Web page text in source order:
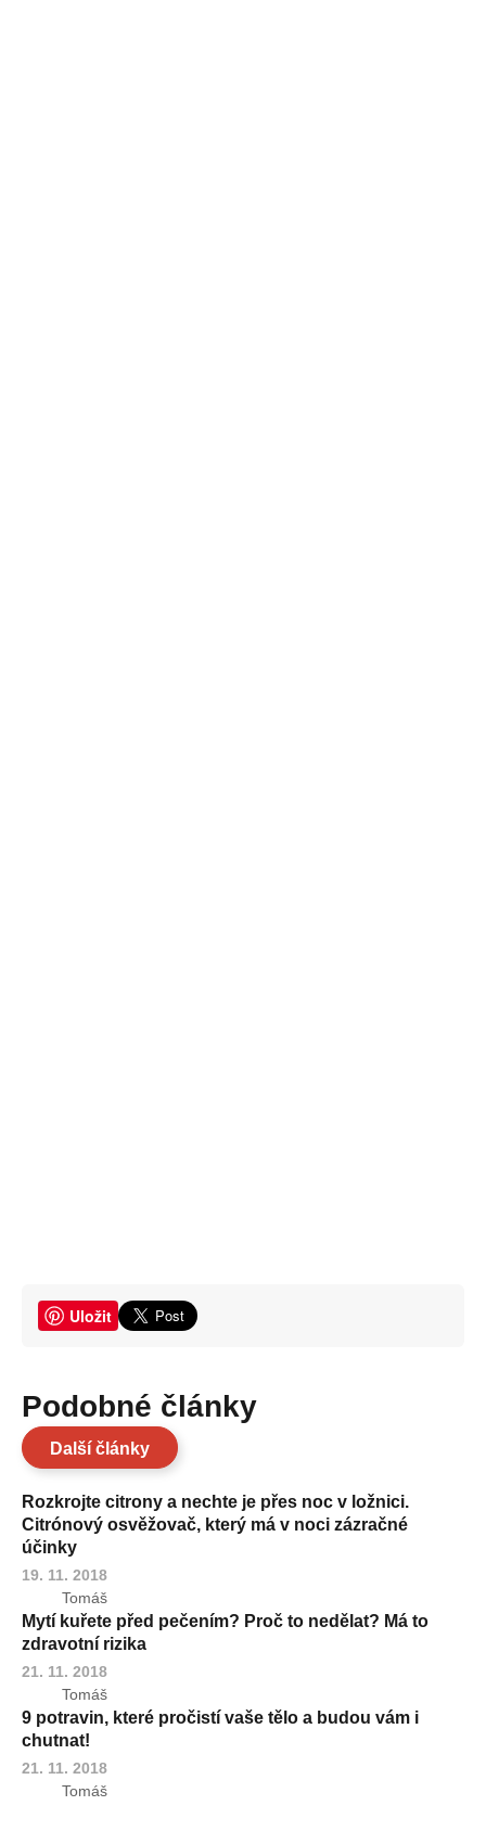
Uložit
Podobné články
Další články
Rozkrojte citrony a nechte je přes noc v ložnici.
Citrónový osvěžovač, který má v noci zázračné
účinky
19. 11. 2018
Tomáš
Mytí kuřete před pečením? Proč to nedělat? Má to
zdravotní rizika
21. 11. 2018
Tomáš
9 potravin, které pročistí vaše tělo a budou vám i
chutnat!
21. 11. 2018
Tomáš